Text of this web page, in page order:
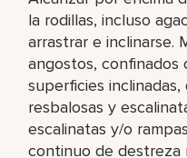
la rodillas, incluso
arrastrar e inclinarse.
angostos, confinados
superficies inclinadas,
resbalosas y
escalinatas y/o
continuo de destreza